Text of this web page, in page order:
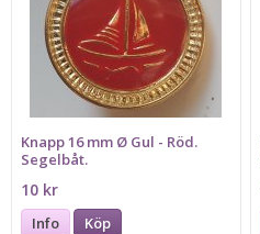
Knapp 16 mm Ø Gul - Röd.
Segelbåt.
10 kr
Info Köp